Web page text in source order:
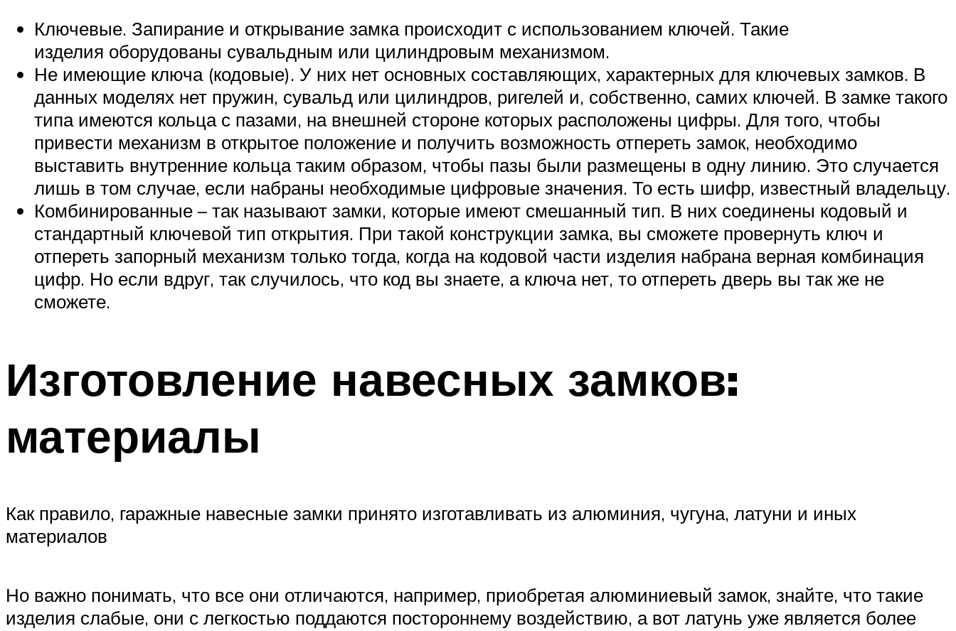
Ключевые. Запирание и открывание замка происходит с использованием ключей. Такие
изделия оборудованы сувальдным или цилиндровым механизмом.
Не имеющие ключа (кодовые). У них нет основных составляющих, характерных для ключевых замков. В
данных моделях нет пружин, сувальд или цилиндров, ригелей и, собственно, самих ключей. В замке такого
типа имеются кольца с пазами, на внешней стороне которых расположены цифры. Для того, чтобы
привести механизм в открытое положение и получить возможность отпереть замок, необходимо
выставить внутренние кольца таким образом, чтобы пазы были размещены в одну линию. Это случается
лишь в том случае, если набраны необходимые цифровые значения. То есть шифр, известный владельцу.
Комбинированные – так называют замки, которые имеют смешанный тип. В них соединены кодовый и
стандартный ключевой тип открытия. При такой конструкции замка, вы сможете провернуть ключ и
отпереть запорный механизм только тогда, когда на кодовой части изделия набрана верная комбинация
цифр. Но если вдруг, так случилось, что код вы знаете, а ключа нет, то отпереть дверь вы так же не
сможете.
Изготовление навесных замков:
материалы
Как правило, гаражные навесные замки принято изготавливать из алюминия, чугуна, латуни и иных
материалов
Но важно понимать, что все они отличаются, например, приобретая алюминиевый замок, знайте, что такие
изделия слабые, они с легкостью поддаются постороннему воздействию, а вот латунь уже является более